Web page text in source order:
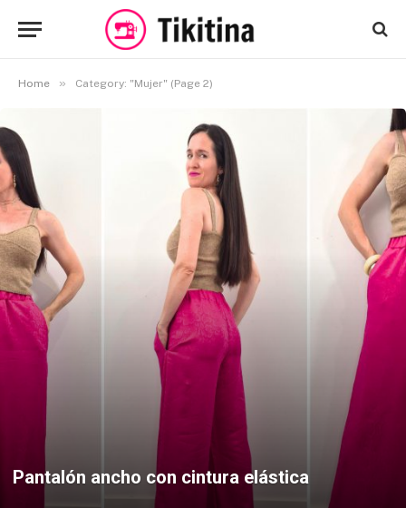
Home » Category: "Mujer" (Page 2)
Pantalón ancho con cintura elástica